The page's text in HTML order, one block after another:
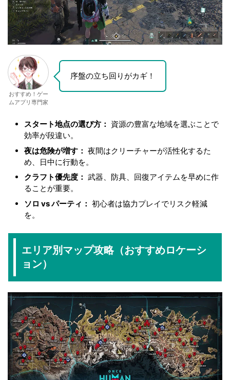
おすすめ！ゲー
ムアプリ専門家
序盤の立ち回りがカギ！
スタート地点の選び方： 資源の豊富な地域を選ぶことで
効率が段違い。
夜は危険が増す： 夜間はクリーチャーが活性化するた
め、日中に行動を。
クラフト優先度： 武器、防具、回復アイテムを早めに作
ることが重要。
ソロ vs パーティ： 初心者は協力プレイでリスク軽減
を。
エリア別マップ攻略（おすすめロケーシ
ョン）